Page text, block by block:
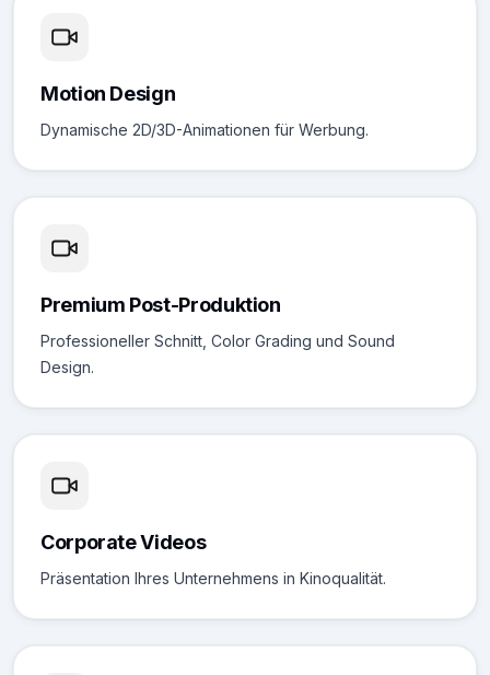
Motion Design
Dynamische 2D/3D-Animationen für Werbung.
Premium Post-Produktion
Professioneller Schnitt, Color Grading und Sound
Design.
Corporate Videos
Präsentation Ihres Unternehmens in Kinoqualität.